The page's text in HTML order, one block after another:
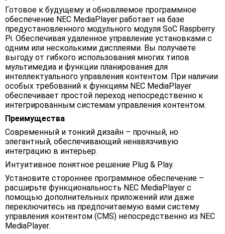
Готовое к будущему и обновляемое программное
обеспечение NEC MediaPlayer работает на базе
предустановленного модульного модуля SoC Raspberry
Pi. Обеспечивая удаленное управление установками с
одним или несколькими дисплеями. Вы получаете
выгоду от гибкого использования многих типов
мультимедиа и функции планирования для
интеллектуального управления контентом. При наличии
особых требований к функциям NEC MediaPlayer
обеспечивает простой переход непосредственно к
интегрированным системам управления контентом.
Преимущества
Современный и тонкий дизайн – прочный, но
элегантный, обеспечивающий ненавязчивую
интеграцию в интерьер.
Интуитивное понятное решение Plug & Play.
Установите стороннее программное обеспечение –
расширьте функциональность NEC MediaPlayer с
помощью дополнительных приложений или даже
переключитесь на предпочитаемую вами систему
управления контентом (CMS) непосредственно из NEC
MediaPlayer.